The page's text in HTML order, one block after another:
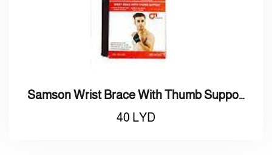
Samson Wrist Brace With Thumb Support
40 LYD